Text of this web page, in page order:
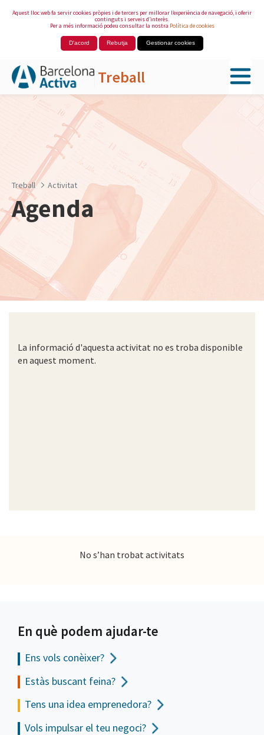
Aquest lloc web fa servir cookies pròpies i de tercers per millorar l’experiència de navegació, i oferir
continguts i serveis d’interès.
Per a més informació podeu consultar la nostra Política de cookies
D'acord Rebutja Gestionar cookies
Treball
Salta al contingut principal
Treball Activitat
Agenda
La informació d'aquesta activitat no es troba disponible
en aquest moment.
No s’han trobat activitats
En què podem ajudar-te
Ens vols conèixer?
Estàs buscant feina?
Tens una idea emprenedora?
Vols impulsar el teu negoci?